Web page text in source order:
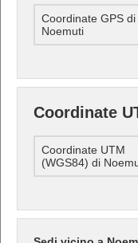
Coordinate GPS di
Noemuti
Coordinate
Coordinate UTM
(WGS84) di